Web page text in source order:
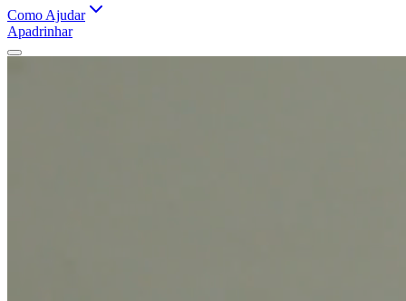
Como Ajudar
Apadrinhar